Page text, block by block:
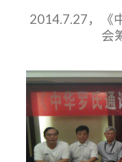
2014.7.27，《
会